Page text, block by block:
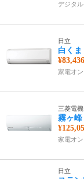
デジタ
日立
白く
¥83,436
家電オ
三菱電機
霧ヶ
家電オ
日立